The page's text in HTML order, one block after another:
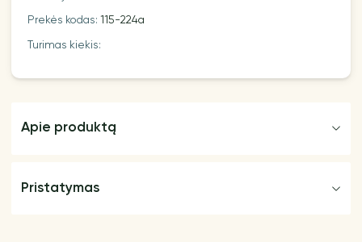
Prekės kodas:115-224a
Turimas kiekis:
Apie produktą
Pristatymas